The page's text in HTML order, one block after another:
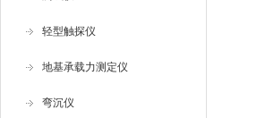
轻型触探仪
地基承载力测定仪
弯沉仪